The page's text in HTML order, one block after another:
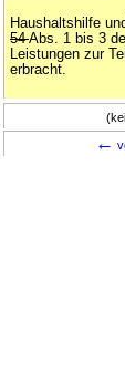
Haushaltshilfe
54Abs. 1 bis 3
Leistungen zur
erbracht.
←